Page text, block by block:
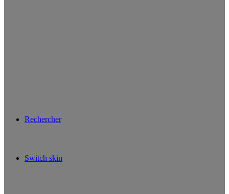
Rechercher
Switch skin